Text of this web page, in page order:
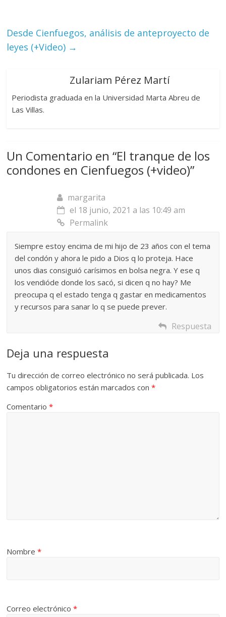
Desde Cienfuegos, análisis de anteproyecto de
leyes (+Video) →
Zulariam Pérez Martí
Periodista graduada en la Universidad Marta Abreu de
Las Villas.
Un Comentario en “El tranque de los
condones en Cienfuegos (+video)”
margarita
el 18 junio, 2021 a las 10:49 am
Permalink
Siempre estoy encima de mi hijo de 23 años con el tema
del condón y ahora le pido a Dios q lo proteja. Hace
unos dias consiguió carísimos en bolsa negra. Y ese q
los vendióde donde los sacó, si dicen q no hay? Me
preocupa q el estado tenga q gastar en medicamentos
y recursos para sanar lo q se puede prever.
Respuesta
Deja una respuesta
Tu dirección de correo electrónico no será publicada. Los
campos obligatorios están marcados con*
Comentario*
Nombre*
Correo electrónico*